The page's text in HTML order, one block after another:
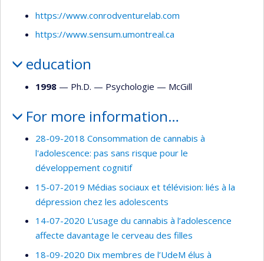
https://www.conrodventurelab.com
https://www.sensum.umontreal.ca
education
1998 — Ph.D. — Psychologie — McGill
For more information…
28-09-2018 Consommation de cannabis à
l'adolescence: pas sans risque pour le
développement cognitif
15-07-2019 Médias sociaux et télévision: liés à la
dépression chez les adolescents
14-07-2020 L’usage du cannabis à l’adolescence
affecte davantage le cerveau des filles
18-09-2020 Dix membres de l’UdeM élus à